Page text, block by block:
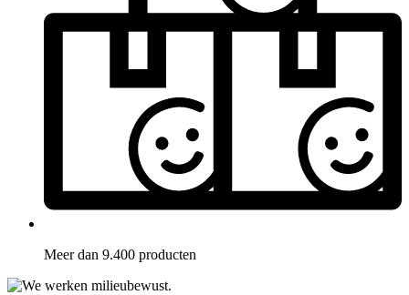
Meer dan 9.400 producten